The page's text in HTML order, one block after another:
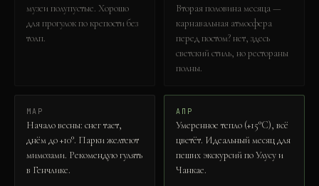
музеи полупустые. Хорошо
для прогулок по крепости без
толп.
Вторая половина месяца —
карнавальная атмосфера
перед постом? нет, здесь
светский стиль, но рестораны
полны.
МАР
Начало весны: снег тает,
днём до +10°. Парки желтеют
мимозами. Рекомендую гулять
в Генчлике.
АПР
Умеренное тепло (+15°C), всё
цветёт. Идеальный месяц для
пеших экскурсий по Улусу и
Чанкае.